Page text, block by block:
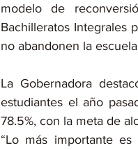
modelo de
Bachilleratos Integrales
no abandonen la
La Gobernadora
estudiantes el año
78.5%, con la meta de
“Lo más importante